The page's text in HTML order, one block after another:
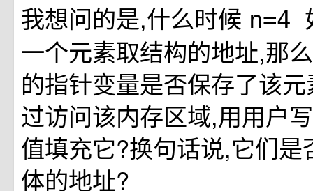
我想问的是,什么时候 n=4
一个元素取结构的地址,那
的指针变量是否保存了该
过访问该内存区域,用用户
值填充它?换句话说,它们是
体的地址?